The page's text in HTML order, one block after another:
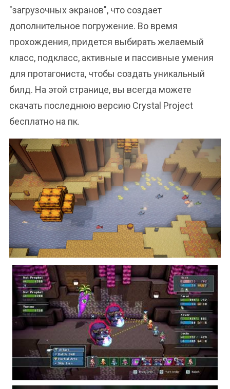
"загрузочных экранов", что создает
дополнительное погружение. Во время
прохождения, придется выбирать желаемый
класс, подкласс, активные и пассивные умения
для протагониста, чтобы создать уникальный
билд. На этой странице, вы всегда можете
скачать последнюю версию Crystal Project
бесплатно на пк.